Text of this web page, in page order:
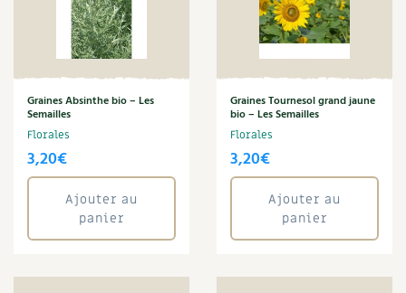
Graines Absinthe bio – Les
Semailles
Florales
3,20€
Ajouter au
panier
Graines Tournesol grand jaune
bio – Les Semailles
Florales
3,20€
Ajouter au
panier